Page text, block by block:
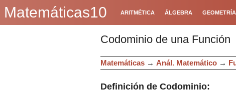
Matemáticas10 ARITMÉTICA ÁLGEBRA GEOMETRÍA
Codominio de una Función
Matemáticas → Anál. Matemático →
Definición de Codominio: